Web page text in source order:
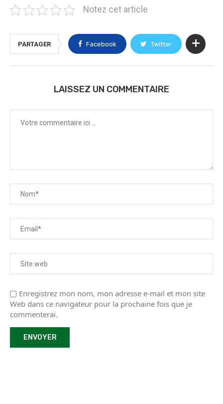
Notez cet article
PARTAGER Facebook Twitter
LAISSEZ UN COMMENTAIRE
Enregistrez mon nom, mon adresse e-mail et mon site
Web dans ce navigateur pour la prochaine fois que je
commenterai.